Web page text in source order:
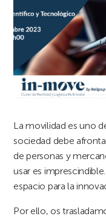
La movilidad es uno
sociedad debe
de personas y
usar es
espacio para la
Por ello, os